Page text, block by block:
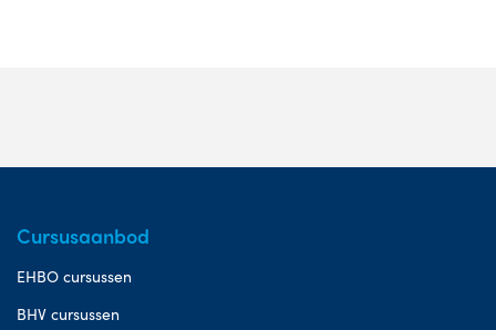
Cursusaanbod
EHBO cursussen
BHV cursussen